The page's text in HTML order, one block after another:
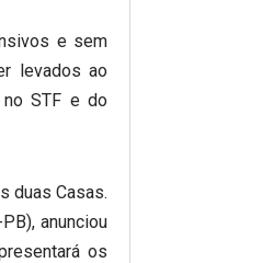
e sem
levados ao
STF e do
duas Casas.
anunciou
os